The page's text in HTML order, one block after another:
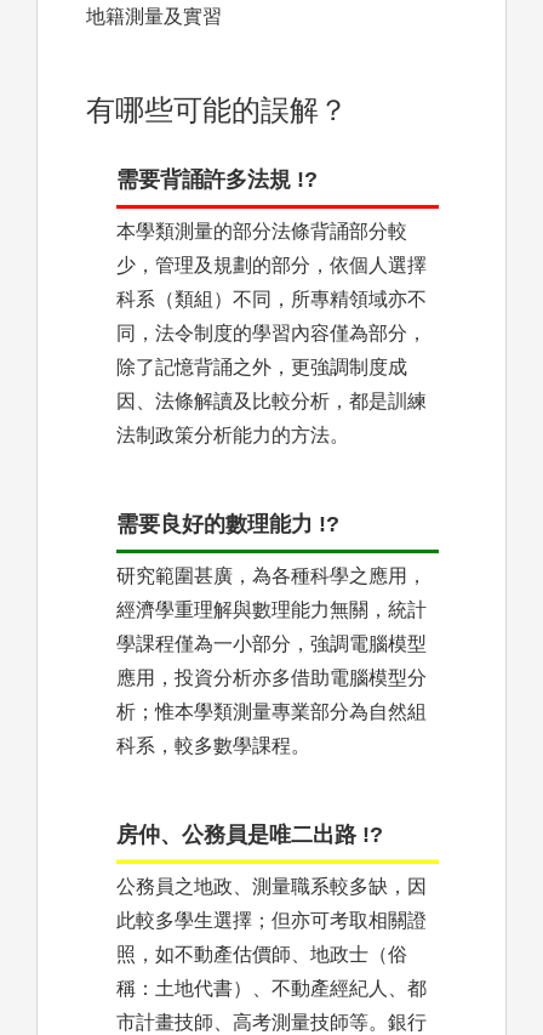
地籍測量及實習
有哪些可能的誤解？
需要背誦許多法規 !?
本學類測量的部分法條背誦部分較
少，管理及規劃的部分，依個人選擇
科系（類組）不同，所專精領域亦不
同，法令制度的學習內容僅為部分，
除了記憶背誦之外，更強調制度成
因、法條解讀及比較分析，都是訓練
法制政策分析能力的方法。
需要良好的數理能力 !?
研究範圍甚廣，為各種科學之應用，
經濟學重理解與數理能力無關，統計
學課程僅為一小部分，強調電腦模型
應用，投資分析亦多借助電腦模型分
析；惟本學類測量專業部分為自然組
科系，較多數學課程。
房仲、公務員是唯二出路 !?
公務員之地政、測量職系較多缺，因
此較多學生選擇；但亦可考取相關證
照，如不動產估價師、地政士（俗
稱：土地代書）、不動產經紀人、都
市計畫技師、高考測量技師等。銀行